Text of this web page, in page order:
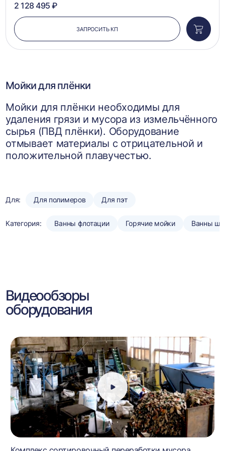
2 128 495 ₽
ЗАПРОСИТЬ КП
в
Мойки для плёнки
Мойки для плёнки необходимы для
удаления грязи и мусора из измельчённого
сырья (ПВД плёнки). Оборудование
отмывает материалы с отрицательной и
положительной плавучестью.
Для: Для полимеров Для пэт
Категория: Ванны флотации Горячие мойки Ванны
Видеообзоры
оборудования